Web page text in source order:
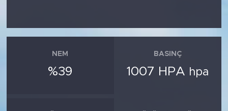
NEM
%39
BASINÇ
1007 HPA hpa
TARİHTEN GÜNÜMÜZE
TARİH